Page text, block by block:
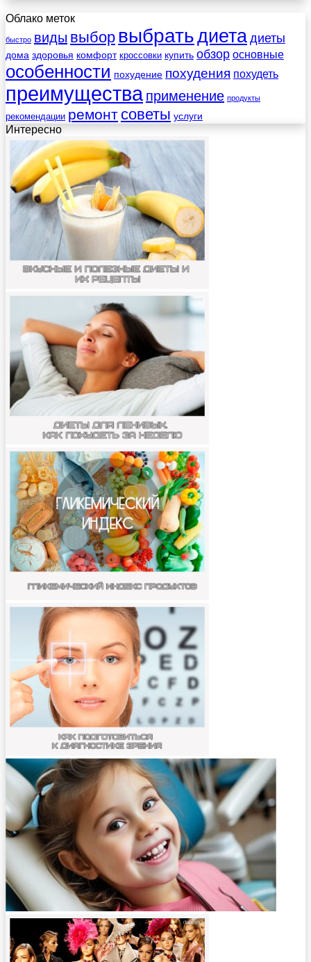
Облако меток
быстро виды выбор выбратьдиета диеты
дома здоровья комфорт кроссовки купить обзор основные
особенности похудение похудения похудеть
преимущества применение продукты
рекомендации ремонт советы услуги
Интересно